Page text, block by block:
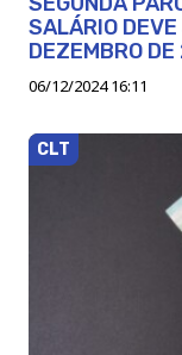
SALÁRIO
DEZEMBRO
06/12/2024 16:11
CLT